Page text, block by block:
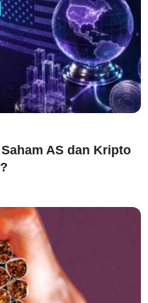
AS dan Kripto